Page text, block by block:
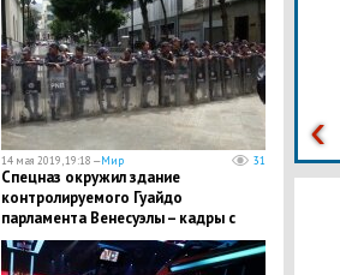
14 мая 2019, 19:18 —Мир 31
Спецназ окружил здание
контролируемого Гуайдо
парламента Венесуэлы – кадры с
места событий